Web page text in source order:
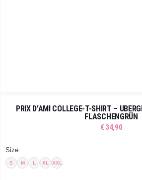
PRIX D’AMI COLLEGE-T-SHIRT –
LASCHENGRÜN
€ 34,90
Size:
S M L XL XXL